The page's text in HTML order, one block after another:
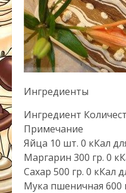
Ингредиенты
Ингредиент
Примечание
Яйца 10 шт. 0 кКал
Маргарин 300 гр. 0
Сахар 500 гр. 0 кКал
Мука пшеничная 600